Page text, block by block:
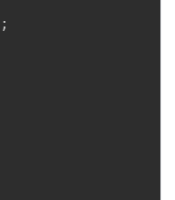
;